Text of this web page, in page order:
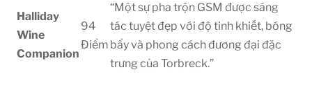
Halliday
Wine
Companion
94
Điểm
“Một sự pha trộn GSM được sáng
tác tuyệt đẹp với độ tinh khiết, bóng
bẩy và phong cách đương đại đặc
trưng của Torbreck.”